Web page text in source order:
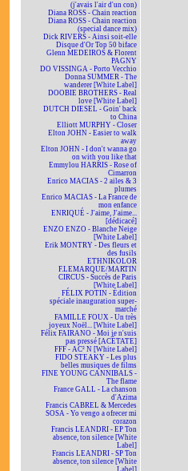
(j'avais l'air d'un con)
Diana ROSS - Chain reaction
Diana ROSS - Chain reaction
(special dance mix)
Dick RIVERS - Ainsi soit-elle
Disque d'Or Top 50 biface
Glenn MEDEIROS & Florent
PAGNY
DO VISSINGA - Porto Vecchio
Donna SUMMER - The
wanderer [White Label]
DOOBIE BROTHERS - Real
love [White Label]
DUTCH DIESEL - Goin' back
to China
Elliott MURPHY - Closer
Elton JOHN - Easier to walk
away
Elton JOHN - I don't wanna go
on with you like that
Emmylou HARRIS - Rose of
Cimarron
Enrico MACIAS - 2 ailes & 3
plumes
Enrico MACIAS - La France de
mon enfance
ENRIQUÉ - J'aime, J'aime...
[dédicacé]
ENZO ENZO - Blanche Neige
[White Label]
Erik MONTRY - Des fleurs et
des fusils
ETHNIKOLOR
F.LEMARQUE/MARTIN
CIRCUS - Succès de Paris
[White Label]
FÉLIX POTIN - Édition
spéciale inauguration super-
marché
FAMILLE FOUX - Un très
joyeux Noël... [White Label]
Félix FAIRANO - Moi je n'suis
pas pressé [ACÉTATE]
FFF - AC² N [White Label]
FIDO STEAKY - Les plus
belles musiques de films
FINE YOUNG CANNIBALS -
The flame
France GALL - La chanson
d'Azima
Francis CABREL & Mercedes
SOSA - Yo vengo a ofrecer mi
corazon
Francis LEANDRI - EP Ton
absence, ton silence [White
Label]
Francis LEANDRI - SP Ton
absence, ton silence [White
Label]